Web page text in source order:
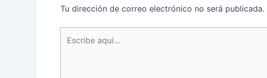
Tu dirección de correo electrónico no será publicada.
aquí...